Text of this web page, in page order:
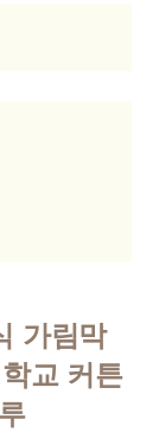
가림막
교 커튼